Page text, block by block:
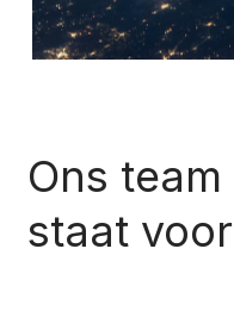
Ons team
staat voor